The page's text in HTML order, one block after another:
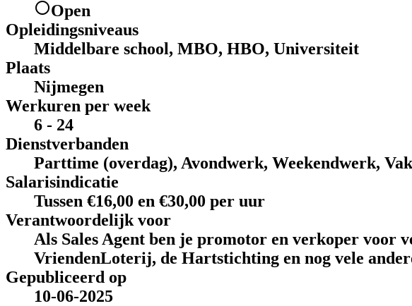
Open
Opleidingsniveaus
Middelbare school, MBO, HBO, Universiteit
Plaats
Nijmegen
Werkuren per week
6 - 24
Dienstverbanden
Parttime (overdag), Avondwerk, Weekendwerk,
Salarisindicatie
Tussen €16,00 en €30,00 per uur
Verantwoordelijk voor
Als Sales Agent ben je promotor en verkoper voor
VriendenLoterij, de Hartstichting en nog vele
Gepubliceerd op
10-06-2025